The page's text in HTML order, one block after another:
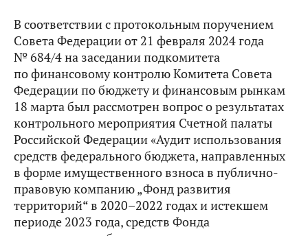
В соответствии с протокольным поручением
Совета Федерации от 21 февраля 2024 года
№ 684/4 на заседании подкомитета
по финансовому контролю Комитета Совета
Федерации по бюджету и финансовым рынкам
18 марта был рассмотрен вопрос о результатах
контрольного мероприятия Счетной палаты
Российской Федерации «Аудит использования
средств федерального бюджета, направленных
в форме имущественного взноса в публично-
правовую компанию „Фонд развития
территорий“ в 2020–2022 годах и истекшем
периоде 2023 года, средств Фонда